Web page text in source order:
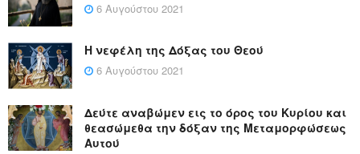
6 Αυγούστου 2021
Η νεφέλη της Δόξας του Θεού
6 Αυγούστου 2021
Δεύτε αναβώμεν εις το όρος του Κυρίου και
θεασώμεθα την δόξαν της Μεταμορφώσεως
Αυτού